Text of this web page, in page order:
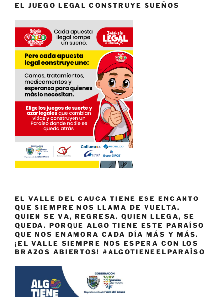
EL JUEGO LEGAL CONSTRUYE SUEÑOS
EL VALLE DEL CAUCA TIENE ESE ENCANTO
QUE SIEMPRE NOS LLAMA DE VUELTA.
QUIEN SE VA, REGRESA. QUIEN LLEGA, SE
QUEDA. PORQUE ALGO TIENE ESTE PARAÍSO
QUE NOS ENAMORA CADA DÍA MÁS Y MÁS.
¡EL VALLE SIEMPRE NOS ESPERA CON LOS
BRAZOS ABIERTOS! #ALGOTIENEELPARAÍSO